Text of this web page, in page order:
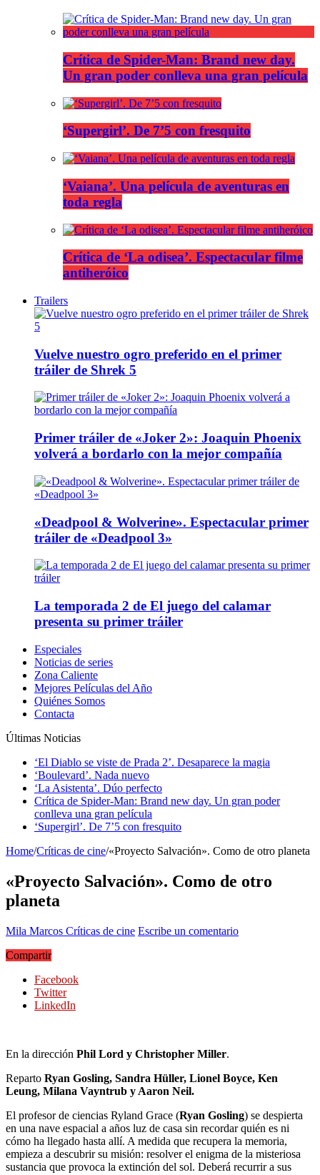
Crítica de Spider-Man: Brand new day.
Un gran poder conlleva una gran película
‘Supergirl’. De 7’5 con fresquito
‘Vaiana’. Una película de aventuras en
toda regla
Crítica de ‘La odisea’. Espectacular filme
antiheróico
Trailers
Vuelve nuestro ogro preferido en el primer
tráiler de Shrek 5
Primer tráiler de «Joker 2»: Joaquin Phoenix
volverá a bordarlo con la mejor compañía
«Deadpool & Wolverine». Espectacular primer
tráiler de «Deadpool 3»
La temporada 2 de El juego del calamar
presenta su primer tráiler
Especiales
Noticias de series
Zona Caliente
Mejores Películas del Año
Quiénes Somos
Contacta
Últimas Noticias
‘El Diablo se viste de Prada 2’. Desaparece la magia
‘Boulevard’. Nada nuevo
‘La Asistenta’. Dúo perfecto
Crítica de Spider-Man: Brand new day. Un gran poder
conlleva una gran película
‘Supergirl’. De 7’5 con fresquito
Home/Críticas de cine/«Proyecto Salvación». Como de otro planeta
«Proyecto Salvación». Como de otro
planeta
Mila Marcos Críticas de cine Escribe un comentario
Compartir
Facebook
Twitter
LinkedIn
En la dirección Phil Lord y Christopher Miller.
Reparto Ryan Gosling, Sandra Hüller, Lionel Boyce, Ken
Leung, Milana Vayntrub y Aaron Neil.
El profesor de ciencias Ryland Grace (Ryan Gosling) se despierta
en una nave espacial a años luz de casa sin recordar quién es ni
cómo ha llegado hasta allí. A medida que recupera la memoria,
empieza a descubrir su misión: resolver el enigma de la misteriosa
sustancia que provoca la extinción del sol. Deberá recurrir a sus